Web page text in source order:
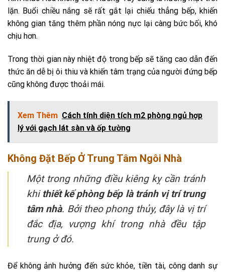
lặn. Buổi chiều nắng sẽ rất gắt lại chiếu thẳng bếp, khiến
không gian tăng thêm phần nóng nực lại càng bức bối, khó
chịu hơn.
Trong thời gian này nhiệt độ trong bếp sẽ tăng cao dẫn đến
thức ăn dễ bị ôi thiu và khiến tâm trạng của người đứng bếp
cũng không được thoải mái.
Xem Thêm Cách tính diện tích m2 phòng ngủ hợp
lý với gạch lát sàn và ốp tường
Không Đặt Bếp Ở Trung Tâm Ngôi Nhà
Một trong những điều kiêng kỵ cần tránh
khi thiết kế phòng bếp là tránh vị trí trung
tâm nhà. Bởi theo phong thủy, đây là vị trí
đắc địa, vượng khí trong nhà đều tập
trung ở đó.
Để không ảnh hưởng đến sức khỏe, tiền tài, công danh sự